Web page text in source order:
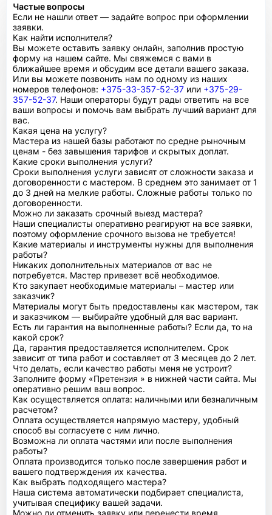
Частые вопросы
Если не нашли ответ — задайте вопрос при оформлении
заявки.
Как найти исполнителя?
Вы можете оставить заявку онлайн, заполнив простую
форму на нашем сайте. Мы свяжемся с вами в
ближайшее время и обсудим все детали вашего заказа.
Или вы можете позвонить нам по одному из наших
номеров телефонов: +375-33-357-52-37 или +375-29-
357-52-37. Наши операторы будут рады ответить на все
ваши вопросы и помочь вам выбрать лучший вариант для
вас.
Какая цена на услугу?
Мастера из нашей базы работают по средне рыночным
ценам - без завышения тарифов и скрытых доплат.
Какие сроки выполнения услуги?
Сроки выполнения услуги зависят от сложности заказа и
договоренности с мастером. В среднем это занимает от 1
до 3 дней на мелкие работы. Сложные работы только по
договоренности.
Можно ли заказать срочный выезд мастера?
Наши специалисты оперативно реагируют на все заявки,
поэтому оформление срочного вызова не требуется!
Какие материалы и инструменты нужны для выполнения
работы?
Никаких дополнительных материалов от вас не
потребуется. Мастер привезет всё необходимое.
Кто закупает необходимые материалы – мастер или
заказчик?
Материалы могут быть предоставлены как мастером, так
и заказчиком — выбирайте удобный для вас вариант.
Есть ли гарантия на выполненные работы? Если да, то на
какой срок?
Да, гарантия предоставляется исполнителем. Срок
зависит от типа работ и составляет от 3 месяцев до 2 лет.
Что делать, если качество работы меня не устроит?
Заполните форму «Претензия » в нижней части сайта. Мы
оперативно решим ваш вопрос.
Как осуществляется оплата: наличными или безналичным
расчетом?
Оплата осуществляется напрямую мастеру, удобный
способ вы согласуете с ним лично.
Возможна ли оплата частями или после выполнения
работы?
Оплата производится только после завершения работ и
вашего подтверждения их качества.
Как выбрать подходящего мастера?
Наша система автоматически подбирает специалиста,
учитывая специфику вашей задачи.
Можно ли отменить заявку или перенести время